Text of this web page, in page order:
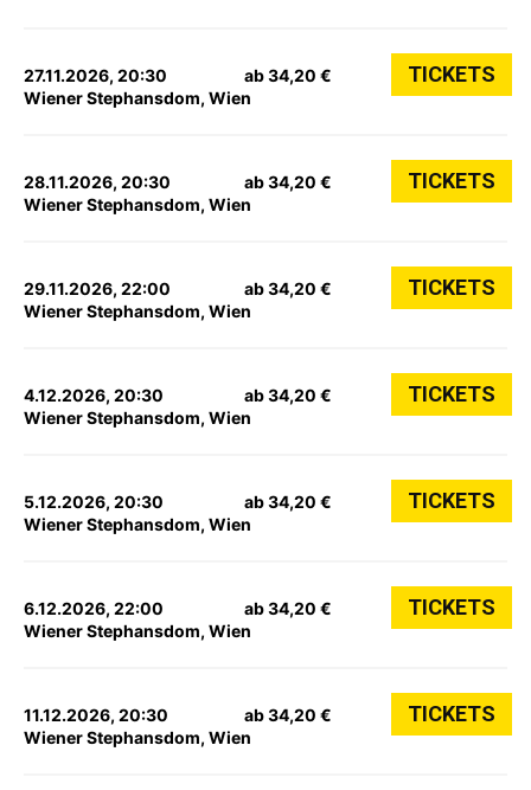
27.11.2026, 20:30
Wiener Stephansdom, Wien
ab 34,20 € TICKETS
28.11.2026, 20:30
Wiener Stephansdom, Wien
ab 34,20 € TICKETS
29.11.2026, 22:00
Wiener Stephansdom, Wien
ab 34,20 € TICKETS
4.12.2026, 20:30
Wiener Stephansdom, Wien
ab 34,20 € TICKETS
5.12.2026, 20:30
Wiener Stephansdom, Wien
ab 34,20 € TICKETS
6.12.2026, 22:00
Wiener Stephansdom, Wien
ab 34,20 € TICKETS
11.12.2026, 20:30
Wiener Stephansdom, Wien
ab 34,20 € TICKETS